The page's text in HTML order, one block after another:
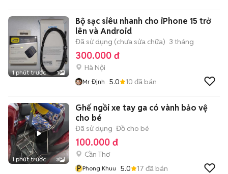
1 phút trước 1
Bộ sạc siêu nhanh cho iPhone 15 trở
lên và Android
Đã sử dụng (chưa sửa chữa) 3 tháng
300.000 đ
Hà Nội
Mr Định 5.0 10 đã bán
1 phút trước 3
Ghế ngồi xe tay ga có vành bảo vệ
cho bé
Đã sử dụng Đồ cho bé
100.000 đ
Cần Thơ
P Phong Khuu 5.0 17 đã bán